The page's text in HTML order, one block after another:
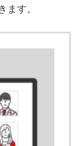
ます。